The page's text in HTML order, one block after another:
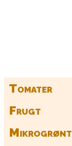
Tomater
Frugt
Mikrogrønt